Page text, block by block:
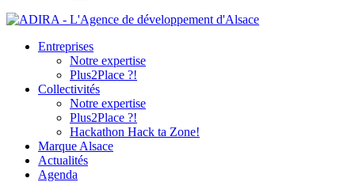
Entreprises
Notre expertise
Plus2Place ?!
Collectivités
Notre expertise
Plus2Place ?!
Hackathon Hack ta Zone!
Marque Alsace
Actualités
Agenda